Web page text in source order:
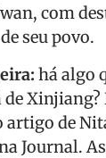
com
seu povo.
há algo
Xinjiang?
artigo de
Journal.